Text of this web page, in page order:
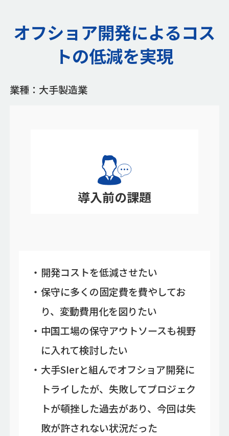
オフショア開発によるコス
トの低減を実現
業種：大手製造業
導入前の課題
開発コストを低減させたい
保守に多くの固定費を費やしてお
り、変動費用化を図りたい
中国工場の保守アウトソースも視野
に入れて検討したい
大手SIerと組んでオフショア開発に
トライしたが、失敗してプロジェク
トが頓挫した過去があり、今回は失
敗が許されない状況だった